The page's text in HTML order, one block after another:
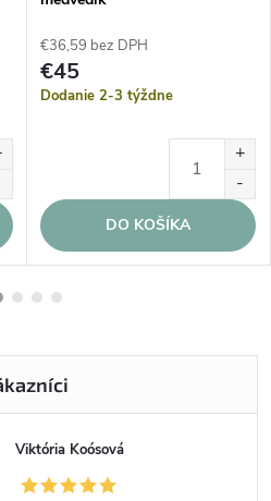
€36,59 bez DPH
€45
Dodanie 2-3 týždne
DO KOŠÍKA
Viktória Koósová